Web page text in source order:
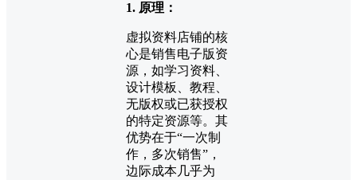
1. 原理：
虚拟资料店铺的核
心是销售电子版资
源，如学习资料、
设计模板、教程、
无版权或已获授权
的特定资源等。其
优势在于“一次制
作，多次销售”，
边际成本几乎为